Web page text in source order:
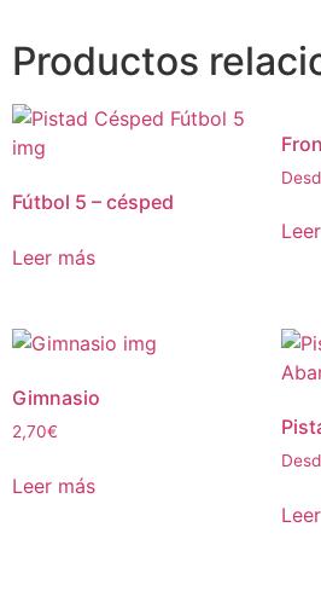
Productos
Fútbol 5 – césped
Leer más
Gimnasio
2,70€
Leer más